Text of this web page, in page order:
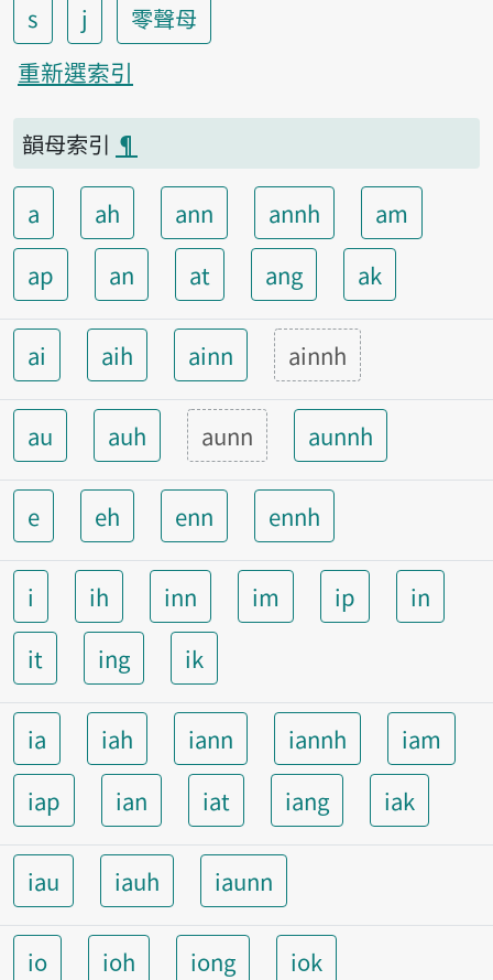
s
j
零聲母
重新選索引
韻母索引 ¶
a ah ann annh
am
ap
an at ang ak
ai aih ainn ainnh
au auh aunn aunnh
e eh enn ennh
i ih inn im ip
in
it
ing ik
ia iah iann iannh
iam
iap
ian iat iang iak
iau iauh iaunn
io ioh iong iok